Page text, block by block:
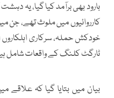
بارود بھی برآمد کیا گیا، یہ
خودکش حملہ، سرکاری اہلکاروں
ٹارگٹ کلنگ کے واقعات شامل
بیان میں بتایا گیا کہ